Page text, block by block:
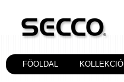
FÖOLDAL KOLLEKCIÓ